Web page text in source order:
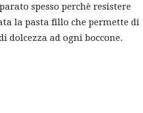
spesso perchè resistere
la pasta fillo che permette di
ad ogni boccone.